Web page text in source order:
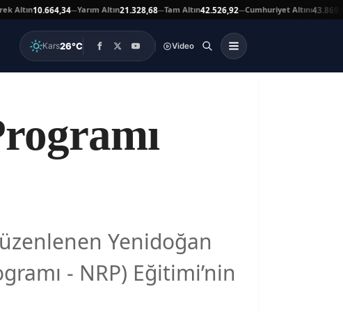
10.664,34—Yarım Altın21.328,68—Tam Altın42.526,92—Cumhuriyet Altını43.869,00 ▲
Kars26°C Video
Yenidoğan
- NRP) Eğitimi’nin